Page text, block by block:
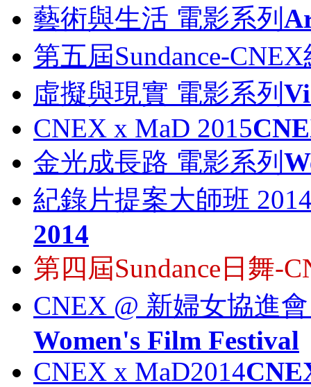
藝術與生活 電影系列
第五屆Sundance-
虛擬與現實 電影系列
CNEX x MaD 2015
金光成長路 電影系列
紀錄片提案大師班
2014
第四屆Sundance日舞-
CNEX @ 新婦女協進
Women's Film Festival
CNEX x MaD2014